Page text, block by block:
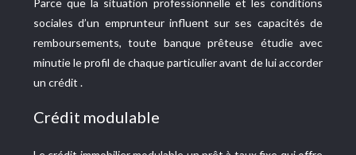
Parce que la situation professionnelle et les conditions
sociales d’un emprunteur influent sur ses capacités de
remboursements, toute banque prêteuse étudie avec
minutie le profil de chaque particulier avant de lui accorder
un crédit .
Crédit modulable